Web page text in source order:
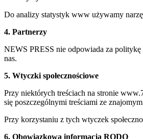
Do analizy statystyk www używamy
4. Partnerzy
NEWS PRESS nie odpowiada za
nas.
5. Wtyczki społecznościowe
Przy niektórych treściach na stronie
się poszczególnymi treściami ze
Przy korzystaniu z tych wtyczek
6. Obowiązkowa informacja RODO